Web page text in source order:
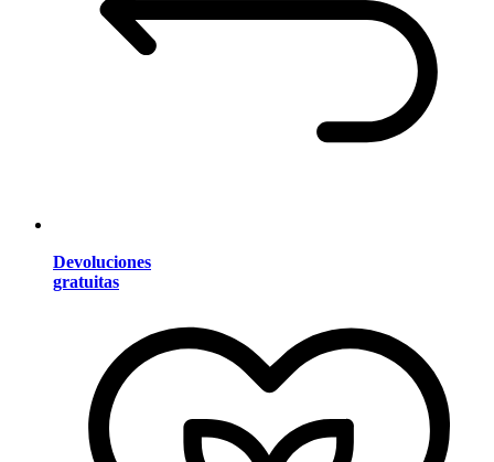
Devoluciones
gratuitas